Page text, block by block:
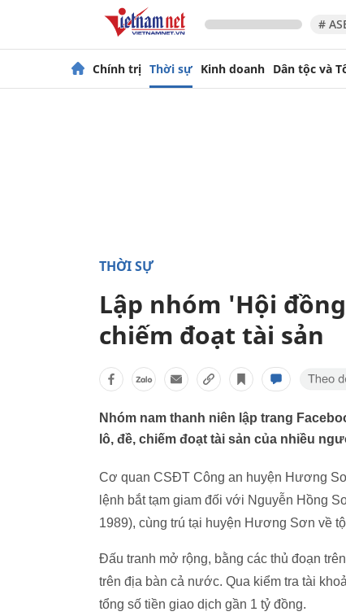
#
Chính trị Thời sự Kinh doanh Dân tộc và
THỜI SỰ
Lập nhóm 'Hội
chiếm đoạt tài sản
Nhóm nam thanh niên lập trang
lô, đề, chiếm đoạt tài sản của nhiều
Cơ quan CSĐT Công an huyện Hương
lệnh bắt tạm giam đối với Nguyễn Hồng
1989), cùng trú tại huyện Hương Sơn về
Đấu tranh mở rộng, bằng các thủ đoạn
trên địa bàn cả nước. Qua kiểm tra tài
tổng số tiền giao dịch gần 1 tỷ đồng.